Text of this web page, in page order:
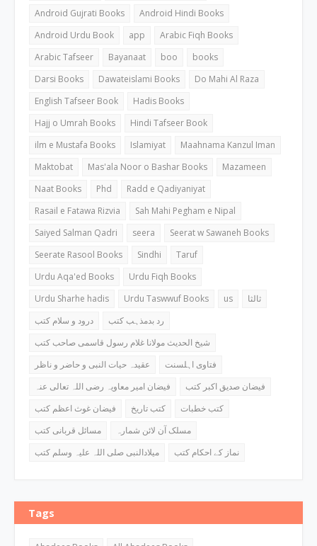
Android Gujrati Books
Android Hindi Books
Android Urdu Book
app
Arabic Fiqh Books
Arabic Tafseer
Bayanaat boo
books
Darsi Books
Dawateislami Books
Do Mahi Al Raza
English Tafseer Book
Hadis Books
Hajj o Umrah Books
Hindi Tafseer Book
ilm e Mustafa Books
Islamiyat
Maahnama Kanzul Iman
Maktobat
Mas'ala Noor o Bashar Books
Mazameen
Naat Books
Phd
Radd e Qadiyaniyat
Rasail e Fatawa Rizvia
Sah Mahi Pegham e Nipal
Saiyed Salman Qadri
seera
Seerat w Sawaneh Books
Seerate Rasool Books
Sindhi
Taruf
Urdu Aqa'ed Books
Urdu Fiqh Books
Urdu Sharhe hadis
Urdu Taswwuf Books us
ثالثا
درود و سلام کتب
رد بدمذہب کتب
شیخ الحدیث مولانا غلام رسول قاسمی صاحب کتب
عقیدہ حیات النبی و حاضر و ناظر
فتاوی اہلسنت
فیضان امیر معاویہ رضی اللہ تعالی عنہ
فیضان صدیق اکبر کتب
فیضان غوث اعظم کتب
کتب تاریخ
کتب خطبات
مسائل قربانی کتب
مسلک آن لائن شمارہ
میلادالنبی صلی اللہ علیہ وسلم کتب
نماز کے احکام کتب
Tags